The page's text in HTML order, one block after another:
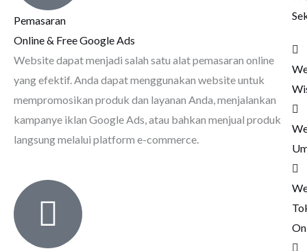
Pemasaran
Online & Free Google Ads
Website dapat menjadi salah satu alat pemasaran online
yang efektif. Anda dapat menggunakan website untuk
mempromosikan produk dan layanan Anda, menjalankan
kampanye iklan Google Ads, atau bahkan menjual produk
langsung melalui platform e-commerce.